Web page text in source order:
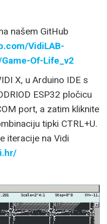
našem GitHub
VidiLAB-
Of-Life_v2
X, u Arduino IDE s
ESP32 pločicu
port, a zatim kliknite
tipki CTRL+U.
iteracije na Vidi